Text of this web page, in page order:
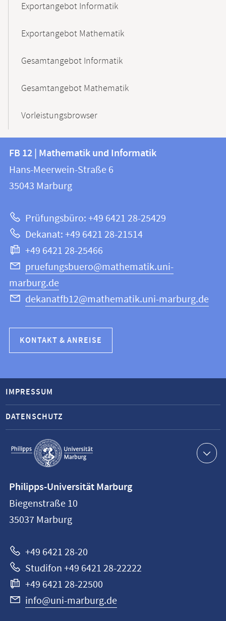
Exportangebot Informatik
Exportangebot Mathematik
Gesamtangebot Informatik
Gesamtangebot Mathematik
Vorleistungsbrowser
Kontakt
und
Informationen
Website
FB
12
|
und
Informatik
FB 12 | Mathematik und Informatik
Hans-Meerwein-Straße 6
35043 Marburg
Prüfungsbüro: +49 6421 28-25429
Dekanat: +49 6421 28-21514
+49 6421 28-25466
pruefungsbuero@mathematik.uni-
marburg.de
dekanatfb12@mathematik.uni-marburg.de
KONTAKT & ANREISE
Service-
Navigation
IMPRESSUM
DATENSCHUTZ
Philipps-
Universität
Marburg
Philipps-Universität Marburg
Biegenstraße 10
35037 Marburg
+49 6421 28-20
Studifon +49 6421 28-22222
+49 6421 28-22500
info@uni-marburg.de